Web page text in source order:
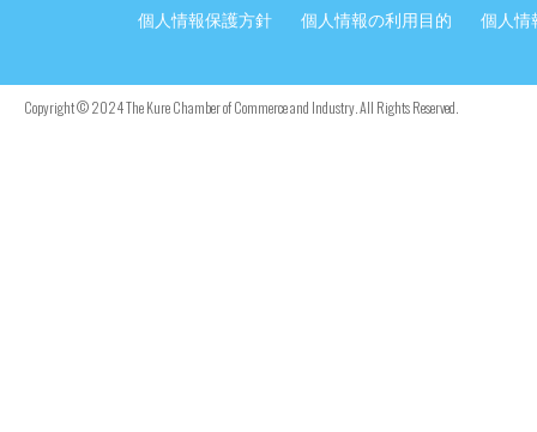
個人情報保護方針 個人情報の利用目的 個人情
Copyright © 2024 The Kure Chamber of Commerce and Industry. All Rights Reserved.